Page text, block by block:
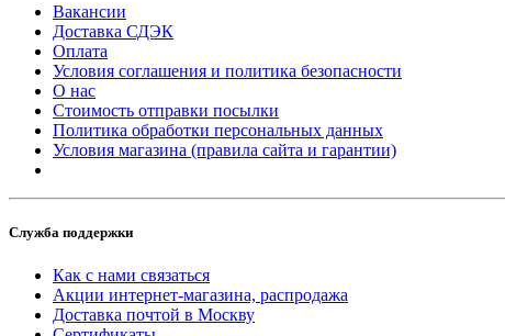
Вакансии
Доставка СДЭК
Оплата
Условия соглашения и политика безопасности
О нас
Стоимость отправки посылки
Политика обработки персональных данных
Условия магазина (правила сайта и гарантии)
Служба поддержки
Как с нами связаться
Акции интернет-магазина, распродажа
Доставка почтой в Москву